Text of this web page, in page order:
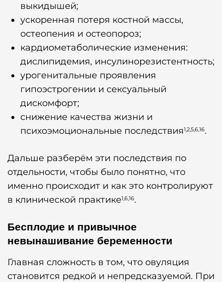
выкидышей;
ускоренная потеря костной массы,
остеопения и остеопороз;
кардиометаболические изменения:
дислипидемия, инсулинорезистентность;
урогенитальные проявления
гипоэстрогении и сексуальный
дискомфорт;
снижение качества жизни и
психоэмоциональные последствия1,2,5,6,16.
Дальше разберём эти последствия по
отдельности, чтобы было понятно, что
именно происходит и как это контролируют
в клинической практике1,6,16.
Бесплодие и привычное
невынашивание беременности
Главная сложность в том, что овуляция
становится редкой и непредсказуемой. При